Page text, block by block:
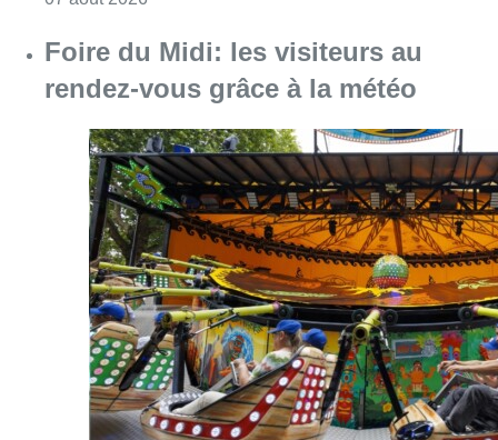
Foire du Midi: les visiteurs au
rendez-vous grâce à la météo